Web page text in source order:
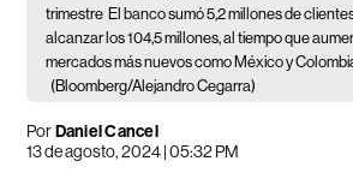
trimestre El banco sumó 5,2 millones de
alcanzar los 104,5 millones, al tiempo que
mercados más nuevos como México y
(Bloomberg/Alejandro Cegarra)
PorDaniel Cancel
13 de agosto, 2024 | 05:32 PM